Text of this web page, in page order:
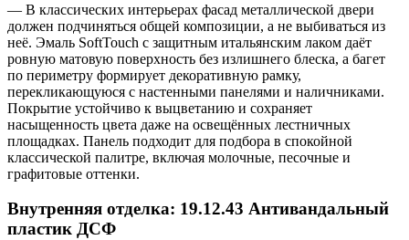
— В классических интерьерах фасад металлической двери
должен подчиняться общей композиции, а не выбиваться из
неё. Эмаль SoftTouch с защитным итальянским лаком даёт
ровную матовую поверхность без излишнего блеска, а багет
по периметру формирует декоративную рамку,
перекликающуюся с настенными панелями и наличниками.
Покрытие устойчиво к выцветанию и сохраняет
насыщенность цвета даже на освещённых лестничных
площадках. Панель подходит для подбора в спокойной
классической палитре, включая молочные, песочные и
графитовые оттенки.
Внутренняя отделка: 19.12.43 Антивандальный
пластик ДСФ